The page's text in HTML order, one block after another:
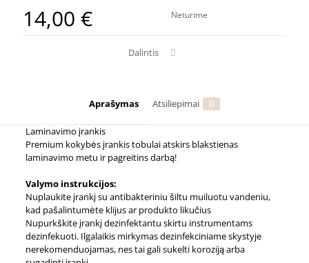
14,00 € Neturime
Dalintis
Aprašymas Atsiliepimai 0
Laminavimo įrankis
Premium kokybės įrankis tobulai atskirs blakstienas
laminavimo metu ir pagreitins darbą!
Valymo instrukcijos:
Nuplaukite įrankį su antibakteriniu šiltu muiluotu vandeniu,
kad pašalintumėte klijus ar produkto likučius
Nupurkškite įrankį dezinfektantu skirtu instrumentams
dezinfekuoti. Ilgalaikis mirkymas dezinfekciniame skystyje
nerekomenduojamas, nes tai gali sukelti koroziją arba